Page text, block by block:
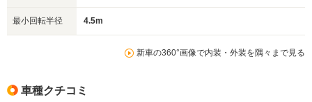
最小回転半径 4.5m
新車の360°画像で内装・外装を隅々まで見る
車種クチコミ